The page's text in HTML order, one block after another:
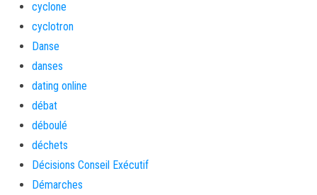
cyclone
cyclotron
Danse
danses
dating online
débat
déboulé
déchets
Décisions Conseil Exécutif
Démarches